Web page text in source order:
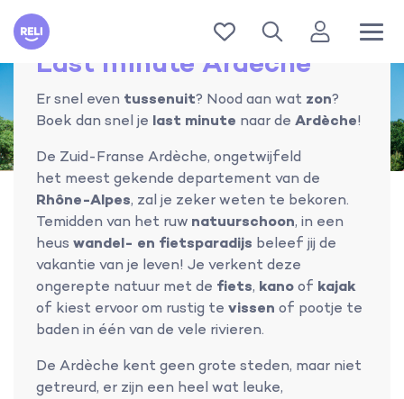
Reli
Last minute Ardèche
Er snel even tussenuit? Nood aan wat zon?
Boek dan snel je last minute naar de Ardèche!
De Zuid-Franse Ardèche, ongetwijfeld
het meest gekende departement van de
Rhône-Alpes, zal je zeker weten te bekoren.
Temidden van het ruw natuurschoon, in een
heus wandel- en fietsparadijs beleef jij de
vakantie van je leven! Je verkent deze
ongerepte natuur met de fiets, kanoof kajak
of kiest ervoor om rustig te vissen of pootje te
baden in één van de vele rivieren.
De Ardèche kent geen grote steden, maar niet
getreurd, er zijn een heel wat leuke,